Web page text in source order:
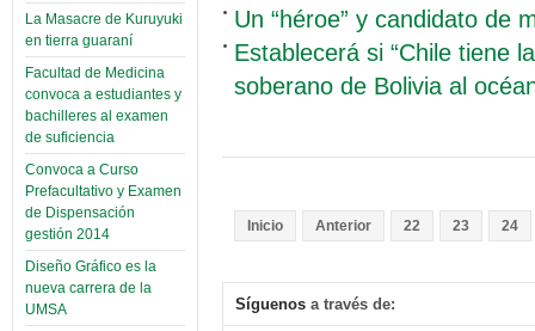
La Masacre de Kuruyuki
en tierra guaraní
Facultad de Medicina
convoca a estudiantes y
bachilleres al examen
de suficiencia
Convoca a Curso
Prefacultativo y Examen
de Dispensación
gestión 2014
Diseño Gráfico es la
nueva carrera de la
UMSA
Un “héroe” y candidato de
Establecerá si “Chile tiene
soberano de Bolivia al
Inicio Anterior 22 23 24
Síguenos a través de: